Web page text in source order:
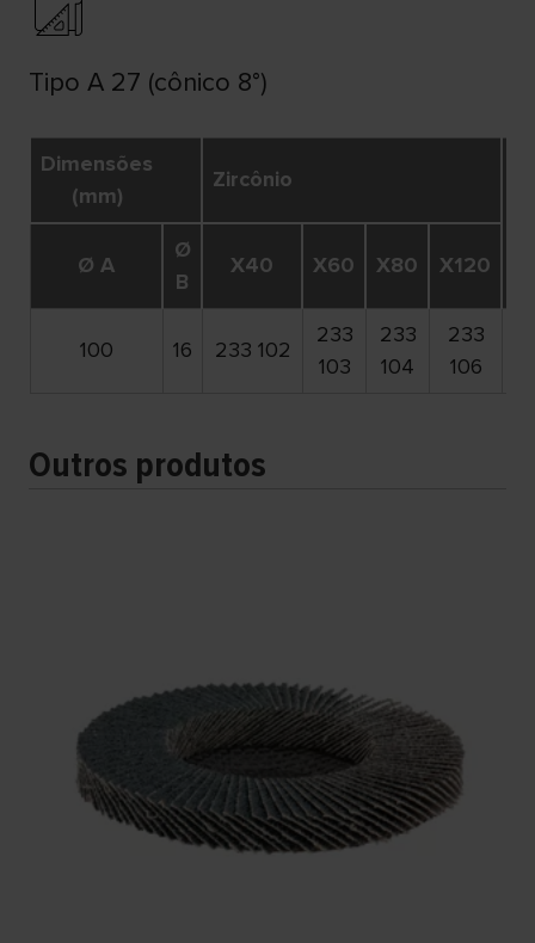
Tipo A 27 (cônico 8°)
Dimensões
(mm)
Zircônio
Ø A
Ø
B
X40 X60 X80 X120
100 16 233 102
233
103
233
104
233
106
Outros produtos